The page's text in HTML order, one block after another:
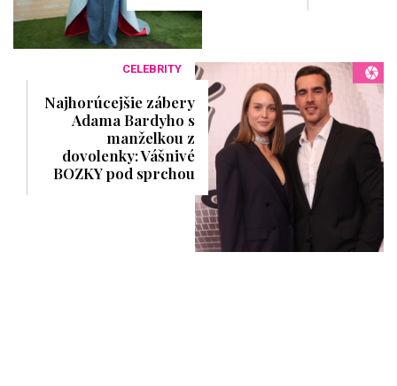
CELEBRITY
Najhorúcejšie zábery
Adama Bardyho s
manželkou z
dovolenky: Vášnivé
BOZKY pod sprchou